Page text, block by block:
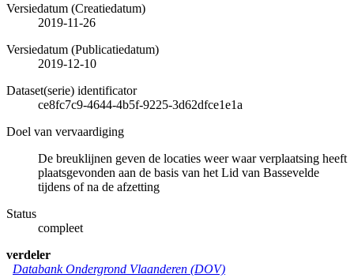
Versiedatum (Creatiedatum)
2019-11-26
Versiedatum (Publicatiedatum)
2019-12-10
Dataset(serie) identificator
ce8fc7c9-4644-4b5f-9225-3d62dfce1e1a
Doel van vervaardiging
De breuklijnen geven de locaties weer waar verplaatsing heeft
plaatsgevonden aan de basis van het Lid van Bassevelde
tijdens of na de afzetting
Status
compleet
verdeler
Databank Ondergrond Vlaanderen (DOV)